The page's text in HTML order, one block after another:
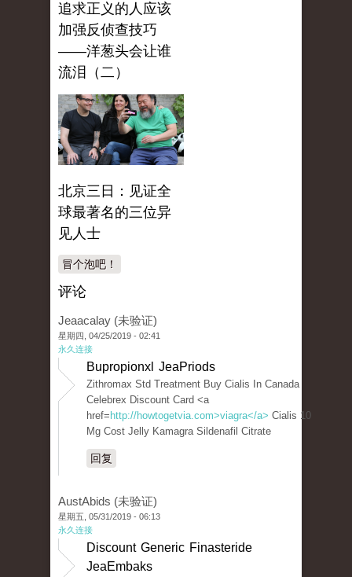
追求正义的人应该
加强反侦查技巧
——洋葱头会让谁
流泪（二）
北京三日：见证全
球最著名的三位异
见人士
冒个泡吧！
评论
Jeaacalay (未验证)
星期四, 04/25/2019 - 02:41
永久连接
Bupropionxl JeaPriods
Zithromax Std Treatment Buy Cialis In Canada
Celebrex Discount Card <a
href= http://howtogetvia.com>viagra</a> Cialis 10
Mg Cost Jelly Kamagra Sildenafil Citrate
回复
AustAbids (未验证)
星期五, 05/31/2019 - 06:13
永久连接
Discount Generic Finasteride
JeaEmbaks